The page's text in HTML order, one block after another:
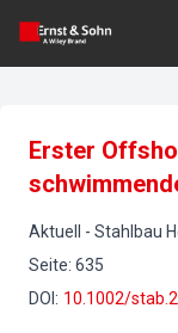
Erster
Aktuell - Stahlbau
Seite: 635
DOI : 10.1002/